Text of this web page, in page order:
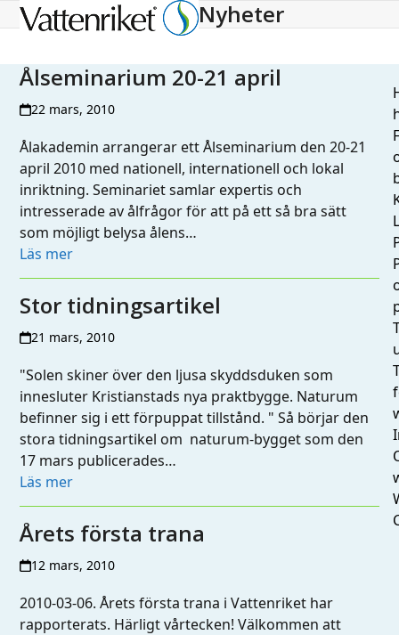
Open
menu
Close
menu
Nyheter
Ålseminarium 20-21 april
22 mars, 2010
Ålakademin arrangerar ett Ålseminarium den 20-21
april 2010 med nationell, internationell och lokal
inriktning. Seminariet samlar expertis och
intresserade av ålfrågor för att på ett så bra sätt
som möjligt belysa ålens…
Läs mer
Stor tidningsartikel
21 mars, 2010
"Solen skiner över den ljusa skyddsduken som
innesluter Kristianstads nya praktbygge. Naturum
befinner sig i ett förpuppat tillstånd. " Så börjar den
stora tidningsartikel om naturum-bygget som den
17 mars publicerades…
Läs mer
Årets första trana
12 mars, 2010
2010-03-06. Årets första trana i Vattenriket har
rapporterats. Härligt vårtecken! Välkommen att